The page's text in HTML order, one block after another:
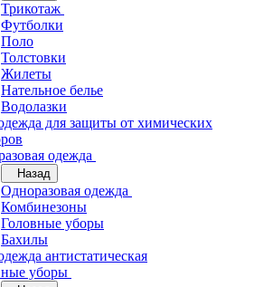
Трикотаж
Футболки
Поло
Толстовки
Жилеты
Нательное белье
Водолазки
для защиты от химических
одежда
Назад
Одноразовая одежда
Комбинезоны
Головные уборы
Бахилы
антистатическая
уборы